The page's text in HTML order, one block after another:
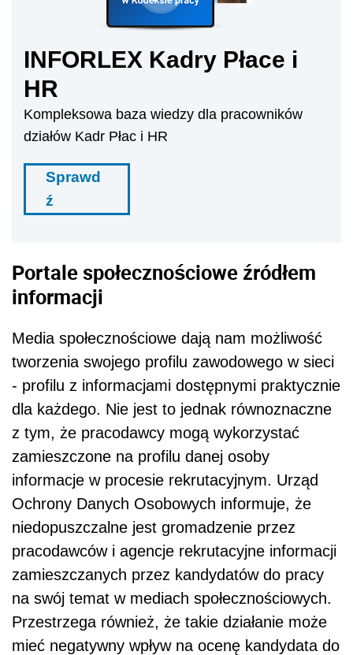
INFORLEX Kadry Płace i
HR
Kompleksowa baza wiedzy dla pracowników
działów Kadr Płac i HR
Sprawd
ź
Portale społecznościowe źródłem
informacji
Media społecznościowe dają nam możliwość
tworzenia swojego profilu zawodowego w sieci
- profilu z informacjami dostępnymi praktycznie
dla każdego. Nie jest to jednak równoznaczne
z tym, że pracodawcy mogą wykorzystać
zamieszczone na profilu danej osoby
informacje w procesie rekrutacyjnym. Urząd
Ochrony Danych Osobowych informuje, że
niedopuszczalne jest gromadzenie przez
pracodawców i agencje rekrutacyjne informacji
zamieszczanych przez kandydatów do pracy
na swój temat w mediach społecznościowych.
Przestrzega również, że takie działanie może
mieć negatywny wpływ na ocenę kandydata do